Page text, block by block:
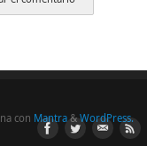
con Mantra&WordPress.